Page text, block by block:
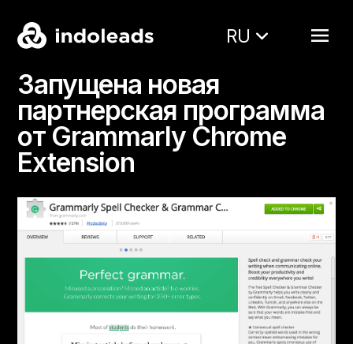
RU
Запущена новая
партнерская программа
от Grammarly Chrome
Extension